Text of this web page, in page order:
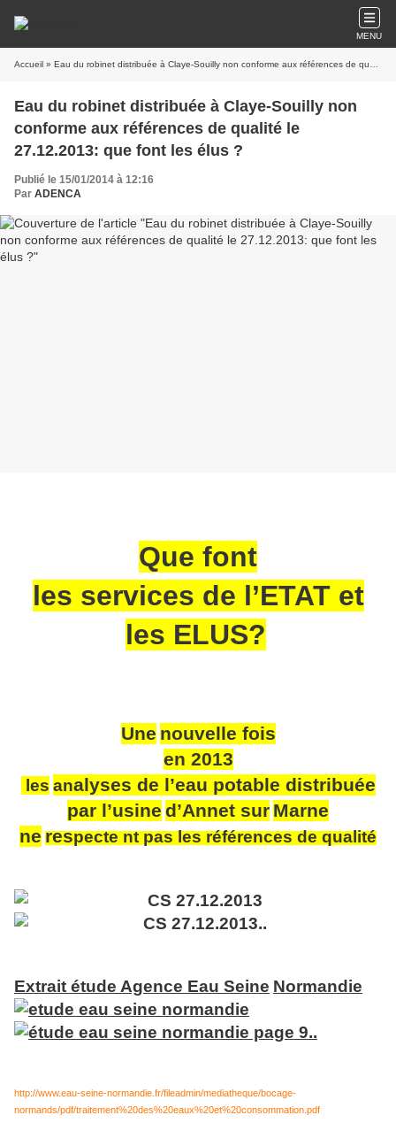
MENU
Accueil » Eau du robinet distribuée à Claye-Souilly non conforme aux références de qualité le 27.12.2013: que font les élus ?
Eau du robinet distribuée à Claye-Souilly non
conforme aux références de qualité le
27.12.2013: que font les élus ?
Publié le 15/01/2014 à 12:16
Par ADENCA
Que font
les services de l’ETAT et
les ELUS?
Une nouvelle fois
en 2013
les analyses de l’eau potable distribuée
par l’usine d’Annet sur Marne
ne respecte nt pas les références de qualité
Extrait étude Agence Eau Seine Normandie
http://www.eau-seine-normandie.fr/fileadmin/mediatheque/bocage-
normands/pdf/traitement%20des%20eaux%20et%20consommation.pdf